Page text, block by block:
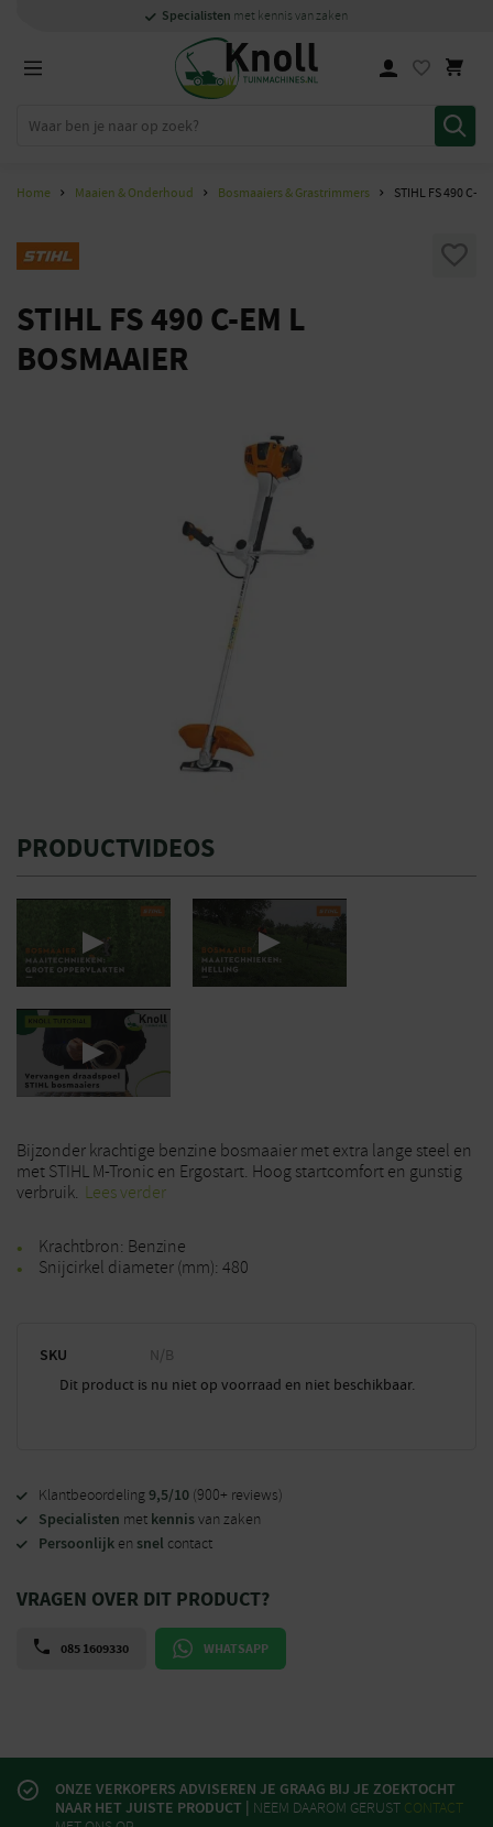
Specialisten met kennis van zaken
1000m2showroom in Staphorst
Persoonlijkensnelcontact
Specialisten met kennis van zaken
Home Maaien & Onderhoud Bosmaaiers & Grastrimmers STIHL FS 490 C-
STIHL FS 490 C-EM L
BOSMAAIER
PRODUCTVIDEOS
Bijzonder krachtige benzine bosmaaier met extra lange steel en
met STIHL M-Tronic en Ergostart. Hoog startcomfort en gunstig
verbruik. Lees verder
Krachtbron: Benzine
Snijcirkel diameter (mm): 480
SKU
N/B
Dit product is nu niet op voorraad en niet beschikbaar.
Klantbeoordeling9,5/10 (900+ reviews)
Specialisten met kennisvan zaken
Persoonlijk en snel contact
VRAGEN OVER DIT PRODUCT?
085 1609330 WHATSAPP
ONZE VERKOPERS ADVISEREN JE GRAAG BIJ JE ZOEKTOCHT
NAAR HET JUISTE PRODUCT | NEEM DAAROM GERUST CONTACT